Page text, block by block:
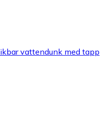
vattendunk med tapp